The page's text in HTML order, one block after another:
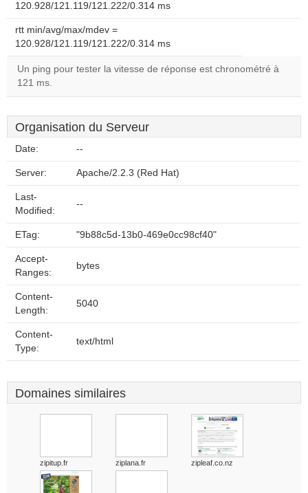
120.928/121.119/121.222/0.314 ms
rtt min/avg/max/mdev =
120.928/121.119/121.222/0.314 ms
Un ping pour tester la vitesse de réponse est chronométré à
121 ms.
Organisation du Serveur
Date: --
Server: Apache/2.2.3 (Red Hat)
Last-
Modified:
--
ETag: "9b88c5d-13b0-469e0cc98cf40"
Accept-
Ranges:
bytes
Content-
Length:
5040
Content-
Type:
text/html
Domaines similaires
zipitup.fr ziplana.fr zipleaf.co.nz